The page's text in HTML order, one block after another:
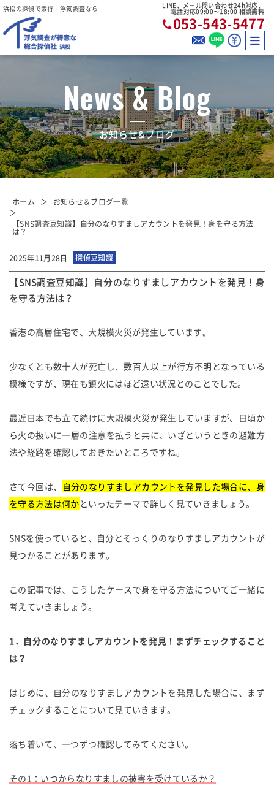
浜松の探偵で素行・浮気調査なら LINE、メール問い合わせ24h対応、
電話対応09:00〜18:00 相談無料
053-543-5477
News & Blog
お知らせ&ブログ
ホーム お知らせ＆ブログ一覧
【SNS調査豆知識】自分のなりすましアカウントを発見！身を守る方法
は？
2025年11月28日 探偵豆知識
【SNS調査豆知識】自分のなりすましアカウントを発見！身
を守る方法は？
香港の高層住宅で、大規模火災が発生しています。
少なくとも数十人が死亡し、数百人以上が行方不明となっている
模様ですが、現在も鎮火にはほど遠い状況とのことでした。
最近日本でも立て続けに大規模火災が発生していますが、日頃か
ら火の扱いに一層の注意を払うと共に、いざというときの避難方
法や経路を確認しておきたいところですね。
さて今回は、
自分のなりすましアカウントを発見した場合に、身
を守る方法は何か といったテーマで詳しく見ていきましょう。
SNSを使っていると、自分とそっくりのなりすましアカウントが
見つかることがあります。
この記事では、こうしたケースで身を守る方法についてご一緒に
考えていきましょう。
1．自分のなりすましアカウントを発見！まずチェックすること
は？
はじめに、自分のなりすましアカウントを発見した場合に、まず
チェックすることについて見ていきます。
落ち着いて、一つずつ確認してみてください。
その1：いつからなりすましの被害を受けているか？